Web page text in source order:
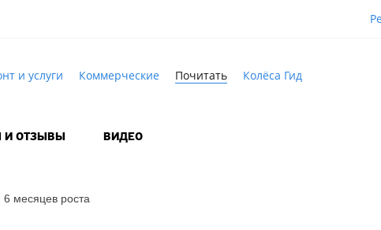
и услуги Коммерческие Почитать Колёса Гид
И ОТЗЫВЫ ВИДЕО
6 месяцев роста